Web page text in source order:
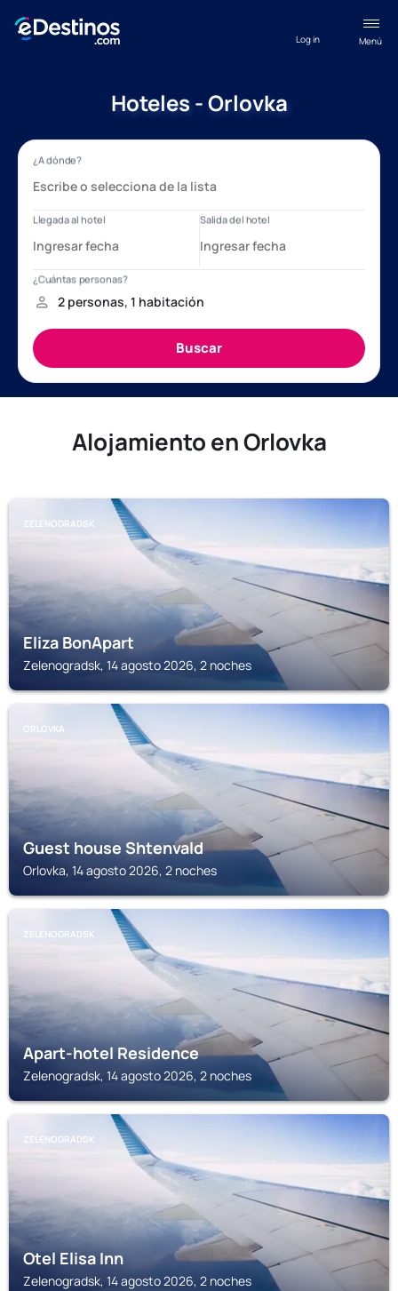
Menú
Log in
Hoteles - Orlovka
Alojamiento en Orlovka
ZELENOGRADSK
Eliza BonApart
Zelenogradsk, 14 agosto 2026, 2 noches
ORLOVKA
Guest house Shtenvald
Orlovka, 14 agosto 2026, 2 noches
ZELENOGRADSK
Apart-hotel Residence
Zelenogradsk, 14 agosto 2026, 2 noches
ZELENOGRADSK
Otel Elisa Inn
Zelenogradsk, 14 agosto 2026, 2 noches